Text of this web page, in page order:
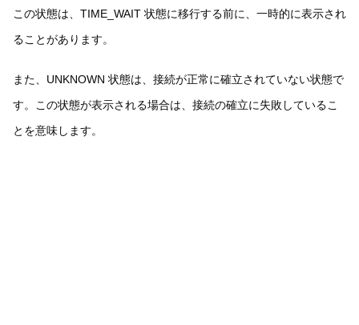
この状態は、TIME_WAIT 状態に移行する前に、一時的に表示され
ることがあります。
また、UNKNOWN 状態は、接続が正常に確立されていない状態で
す。この状態が表示される場合は、接続の確立に失敗しているこ
とを意味します。